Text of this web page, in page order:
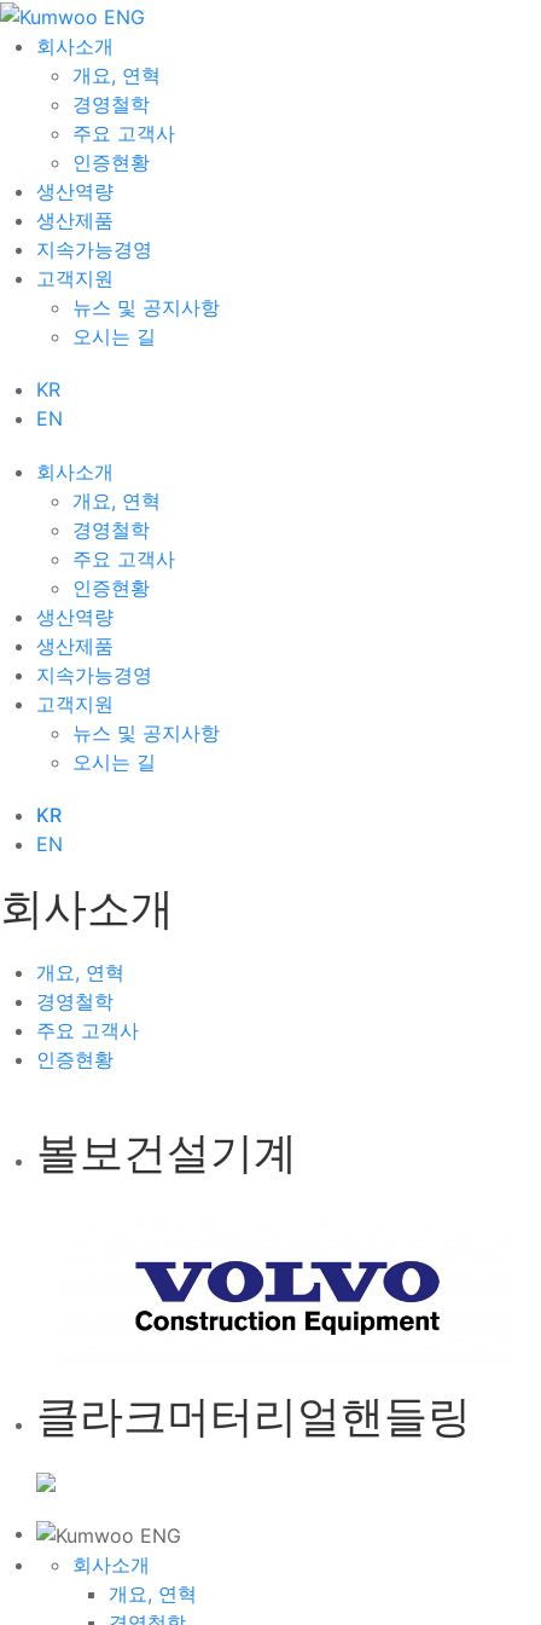
회사소개
개요, 연혁
경영철학
주요 고객사
인증현황
생산역량
생산제품
지속가능경영
고객지원
뉴스 및 공지사항
오시는 길
KR
EN
회사소개
개요, 연혁
경영철학
주요 고객사
인증현황
생산역량
생산제품
지속가능경영
고객지원
뉴스 및 공지사항
오시는 길
KR
EN
회사소개
개요, 연혁
경영철학
주요 고객사
인증현황
볼보건설기계
클라크머터리얼핸들링
회사소개
개요, 연혁